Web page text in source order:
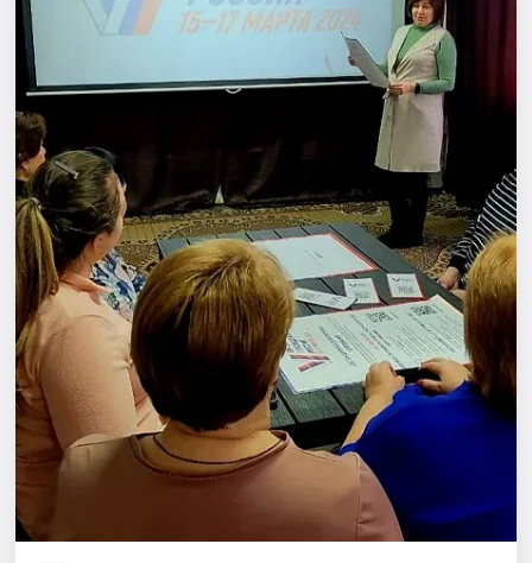
Спорт
События
Города
Площадки
Артисты
Рейтинги